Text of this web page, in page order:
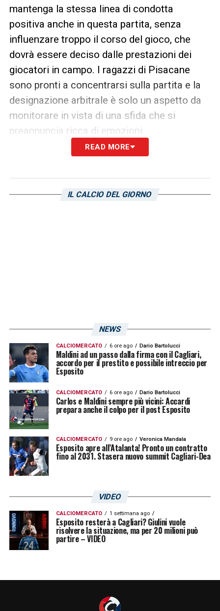
mantenga la stessa linea di condotta
positiva anche in questa partita, senza
influenzare troppo il corso del gioco, che
dovrà essere deciso dalle prestazioni dei
giocatori in campo. I ragazzi di Pisacane
sono pronti a concentrarsi sulla partita e la
designazione arbitrale è solo un aspetto da
monitorare in vista di una sfida che si
preannuncia ricca di emozioni.
READ MORE
IL CALCIO DEL GIORNO
NEWS
CALCIOMERCATO 6 ore ago Dario Bartolucci
Maldini ad un passo dalla firma con il Cagliari,
accordo per il prestito e possibile intreccio per
Esposito
CALCIOMERCATO 6 ore ago Dario Bartolucci
Carlos e Maldini sempre più vicini: Accardi
prepara anche il colpo per il post Esposito
CALCIOMERCATO 9 ore ago Veronica Mandala
Esposito apre all’Atalanta! Pronto un contratto
fino al 2031. Stasera nuovo summit Cagliari-Dea
VIDEO
CALCIOMERCATO 1 settimana ago
Esposito resterà a Cagliari? Giulini vuole
risolvere la situazione, ma per 20 milioni può
partire – VIDEO